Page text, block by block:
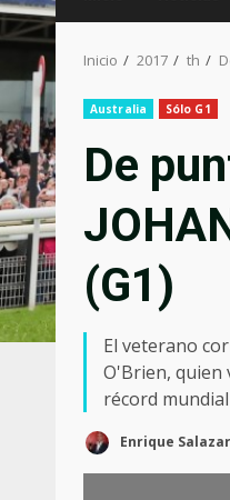
Inicio 2017 th
Australia Sólo G1
De
(G1)
El veterano
O'Brien, quien
récord
Enrique Salazar